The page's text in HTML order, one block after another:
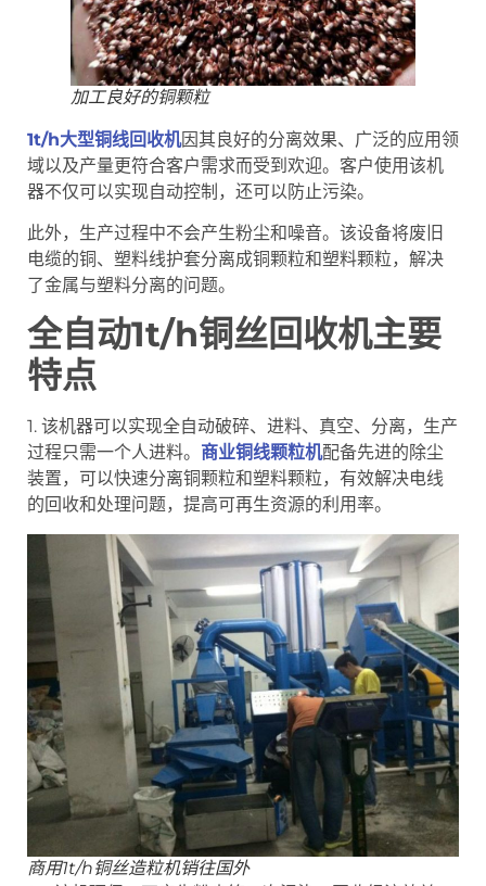
加工良好的铜颗粒
1t/h大型铜线回收机因其良好的分离效果、广泛的应用领
域以及产量更符合客户需求而受到欢迎。客户使用该机
器不仅可以实现自动控制，还可以防止污染。
此外，生产过程中不会产生粉尘和噪音。该设备将废旧
电缆的铜、塑料线护套分离成铜颗粒和塑料颗粒，解决
了金属与塑料分离的问题。
全自动1t/h铜丝回收机主要
特点
1. 该机器可以实现全自动破碎、进料、真空、分离，生产
过程只需一个人进料。 商业铜线颗粒机配备先进的除尘
装置，可以快速分离铜颗粒和塑料颗粒，有效解决电线
的回收和处理问题，提高可再生资源的利用率。
商用1t/h铜丝造粒机销往国外